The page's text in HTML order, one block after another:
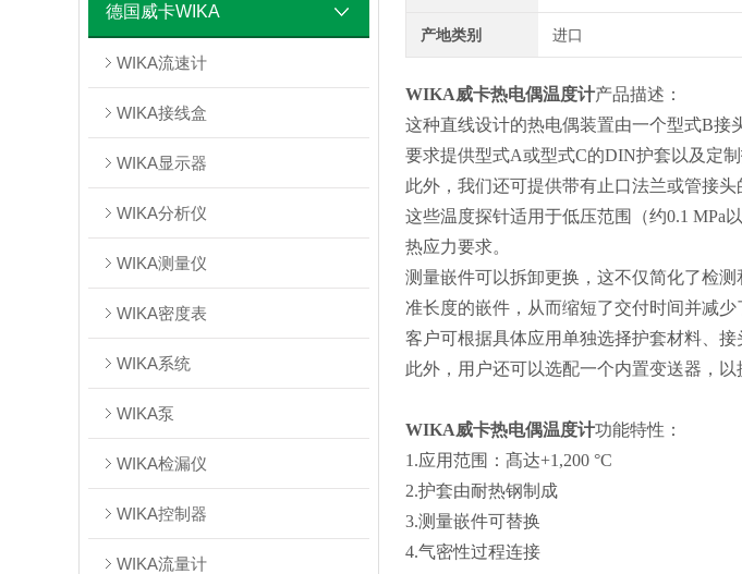
德国威卡WIKA
WIKA流速计
WIKA接线盒
WIKA显示器
WIKA分析仪
WIKA测量仪
WIKA密度表
WIKA系统
WIKA泵
WIKA检漏仪
WIKA控制器
WIKA流量计
产地类别 进口
WIKA威卡热电偶温度计产品描述：
这种直线设计的热电偶装置由一个型式B接
要求提供型式A或型式C的DIN护套以及定制
此外，我们还可提供带有止口法兰或管接
这些温度探针适用于低压范围（约0.1 MPa
热应力要求。
测量嵌件可以拆卸更换，这不仅简化了检
准长度的嵌件，从而缩短了交付时间并减少
客户可根据具体应用单独选择护套材料、接
此外，用户还可以选配一个内置变送器，以
WIKA威卡热电偶温度计功能特性：
1.应用范围：髙达+1,200 °C
2.护套由耐热钢制成
3.测量嵌件可替换
4.气密性过程连接